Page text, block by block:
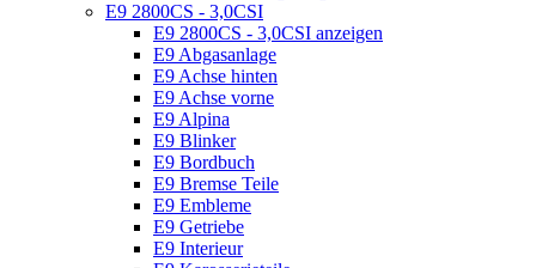
E9 2800CS - 3,0CSI
E9 2800CS - 3,0CSI anzeigen
E9 Abgasanlage
E9 Achse hinten
E9 Achse vorne
E9 Alpina
E9 Blinker
E9 Bordbuch
E9 Bremse Teile
E9 Embleme
E9 Getriebe
E9 Interieur